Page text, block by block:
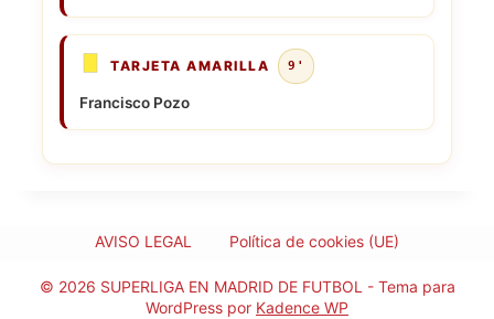
TARJETA AMARILLA 9'
Francisco Pozo
AVISO LEGAL Política de cookies (UE)
© 2026 SUPERLIGA EN MADRID DE FUTBOL - Tema para
WordPress por Kadence WP